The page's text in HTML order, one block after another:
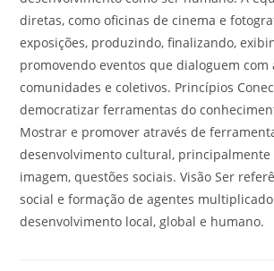
diretas, como oficinas de cinema e
exposições, produzindo, finalizando,
promovendo eventos que dialoguem com
comunidades e coletivos. Princípios
democratizar ferramentas do
Mostrar e promover através de
desenvolvimento cultural, principalmente
imagem, questões sociais. Visão Ser
social e formação de agentes
desenvolvimento local, global e humano.